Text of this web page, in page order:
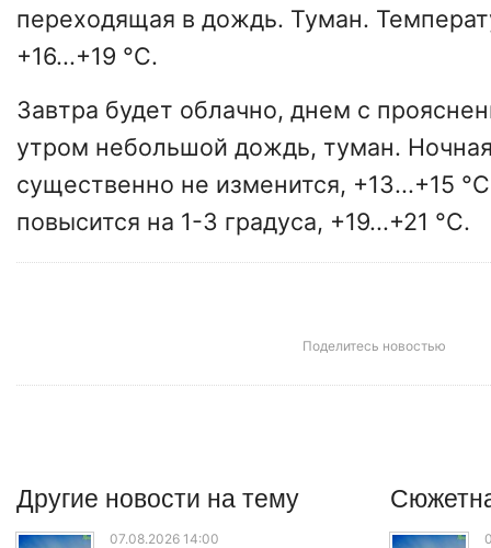
переходящая в дождь. Туман.
+16...+19 °C.
Завтра будет облачно, днем с
утром небольшой дождь, туман.
существенно не изменится, +13...+15
повысится на 1-3 градуса, +19...+21 °С.
Поделитесь новостью
Другие новости на тему
07.08.2026 14:00